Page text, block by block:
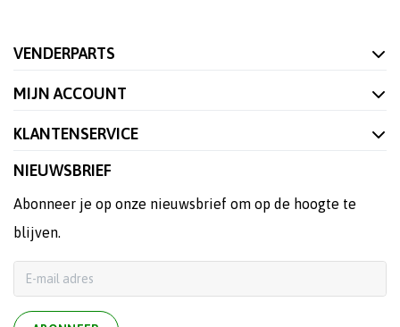
VENDERPARTS
MIJN ACCOUNT
KLANTENSERVICE
NIEUWSBRIEF
Abonneer je op onze nieuwsbrief om op de hoogte te
blijven.